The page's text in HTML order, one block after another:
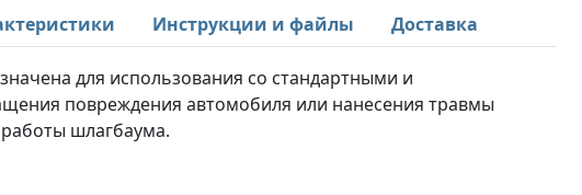
Инструкции и файлы Доставка
для использования со стандартными и
повреждения автомобиля или нанесения травмы
шлагбаума.